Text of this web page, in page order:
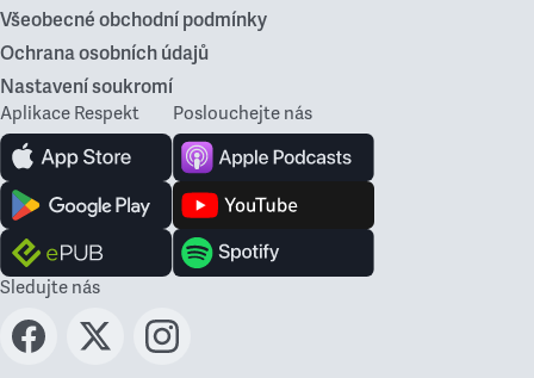
Všeobecné obchodní podmínky
Ochrana osobních údajů
Nastavení soukromí
Aplikace Respekt Poslouchejte nás
Sledujte nás